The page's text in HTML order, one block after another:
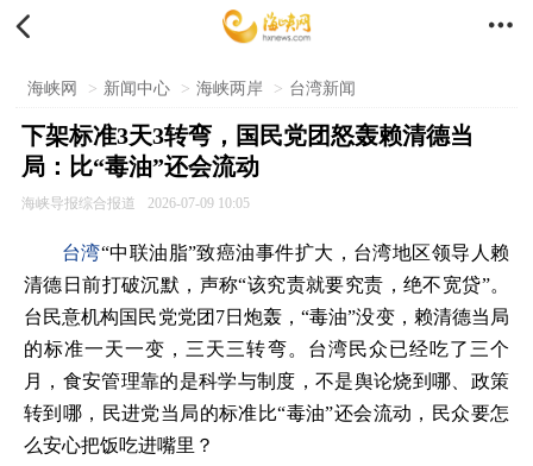
 
海峡网 > 新闻中心 > 海峡两岸 > 台湾新闻
下架标准3天3转弯，国民党团怒轰赖清德当
局：比“毒油”还会流动
海峡导报综合报道 2026-07-09 10:05
台湾“中联油脂”致癌油事件扩大，台湾地区领导人赖
清德日前打破沉默，声称“该究责就要究责，绝不宽贷”。
台民意机构国民党党团7日炮轰，“毒油”没变，赖清德当局
的标准一天一变，三天三转弯。台湾民众已经吃了三个
月，食安管理靠的是科学与制度，不是舆论烧到哪、政策
转到哪，民进党当局的标准比“毒油”还会流动，民众要怎
么安心把饭吃进嘴里？